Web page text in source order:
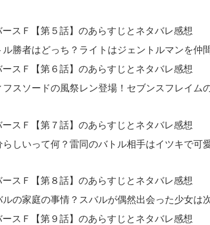
ースＦ【第５話】のあらすじとネタバレ感想
ル勝者はどっち？ライトはジェントルマンを仲
ースＦ【第６話】のあらすじとネタバレ感想
フスソードの風祭レン登場！セブンスフレイ
ースＦ【第７話】のあらすじとネタバレ感想
らしいって何？雷同のバトル相手はイツキで
ースＦ【第８話】のあらすじとネタバレ感想
ルの家庭の事情？スバルが偶然出会った少女は
ースＦ【第９話】のあらすじとネタバレ感想